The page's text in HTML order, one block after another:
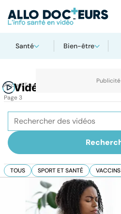
Santé Bien-être
AccueilToutes les vidéos sur AlloDocteurs.fr
Vidéos
Page 3
TOUS SPORT ET SANTÉ VACCINS